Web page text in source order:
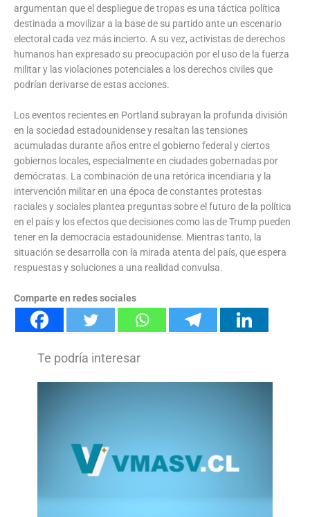
argumentan que el despliegue de tropas es una táctica política
destinada a movilizar a la base de su partido ante un escenario
electoral cada vez más incierto. A su vez, activistas de derechos
humanos han expresado su preocupación por el uso de la fuerza
militar y las violaciones potenciales a los derechos civiles que
podrían derivarse de estas acciones.
Los eventos recientes en Portland subrayan la profunda división
en la sociedad estadounidense y resaltan las tensiones
acumuladas durante años entre el gobierno federal y ciertos
gobiernos locales, especialmente en ciudades gobernadas por
demócratas. La combinación de una retórica incendiaria y la
intervención militar en una época de constantes protestas
raciales y sociales plantea preguntas sobre el futuro de la política
en el país y los efectos que decisiones como las de Trump pueden
tener en la democracia estadounidense. Mientras tanto, la
situación se desarrolla con la mirada atenta del país, que espera
respuestas y soluciones a una realidad convulsa.
Comparte en redes sociales